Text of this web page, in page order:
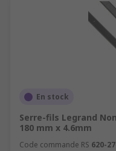
En stock
Serre-fils Legrand
180 mm x 4.6mm
Code commande RS 620-